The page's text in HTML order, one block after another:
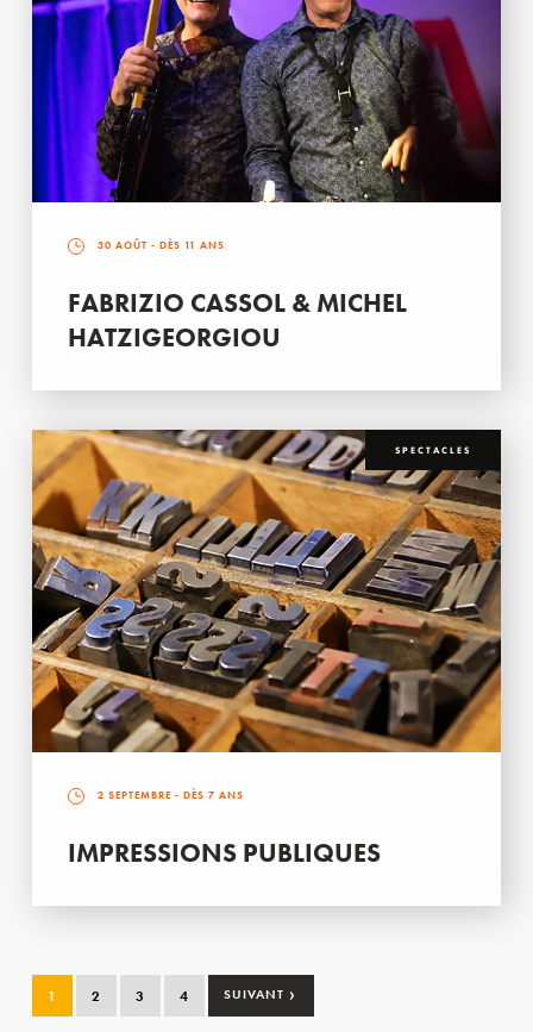
30 AOÛT - DÈS 11 ANS
FABRIZIO CASSOL & MICHEL
HATZIGEORGIOU
SPECTACLES
2 SEPTEMBRE - DÈS 7 ANS
IMPRESSIONS PUBLIQUES
1 2 3 4 SUIVANT ›